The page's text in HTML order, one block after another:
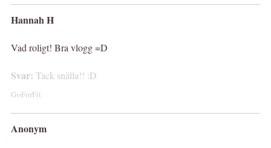
Hannah H
Vad roligt! Bra vlogg =D
Svar: Tack snälla!! :D
GoForFit
Anonym